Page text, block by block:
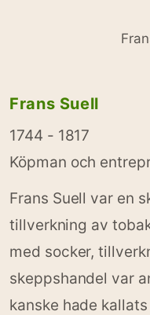
Frans Suell
1744 - 1817
Köpman och
Frans Suell var en
tillverkning av
med socker,
skeppshandel var
kanske hade